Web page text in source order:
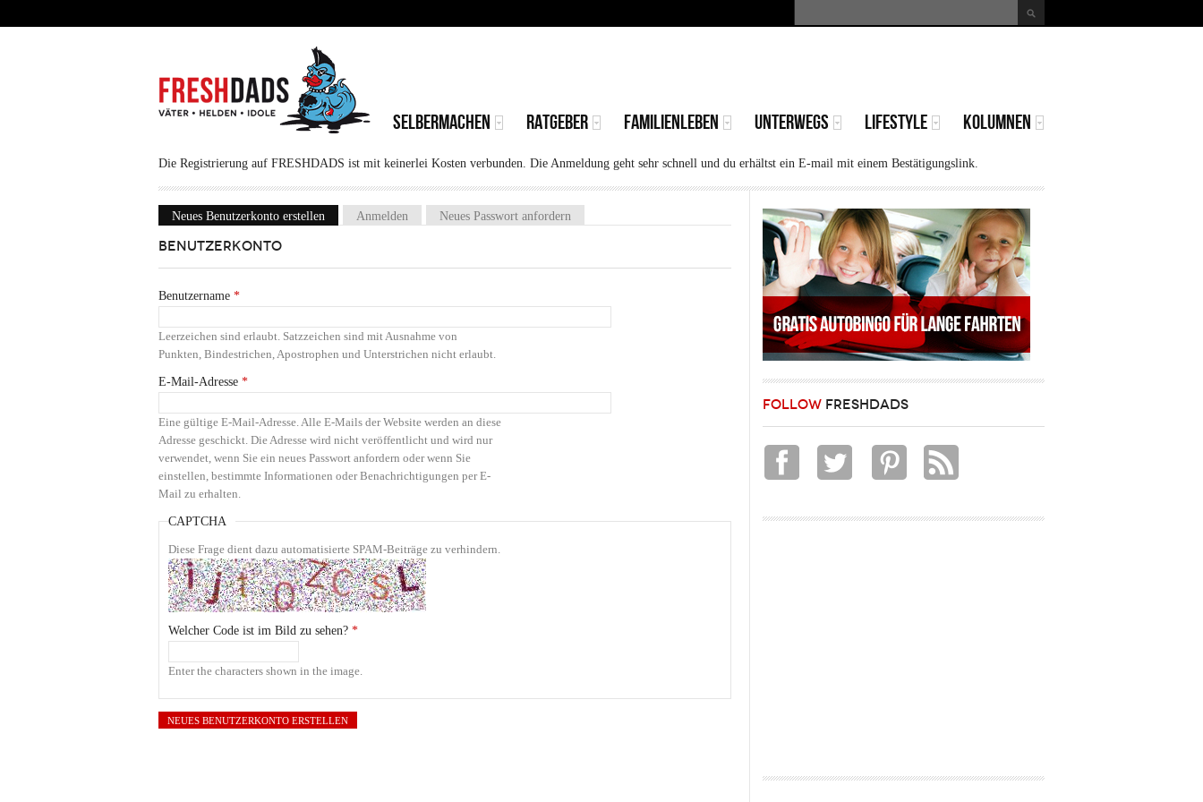
Suchformular
MAINMENU
SELBERMACHEN RATGEBER FAMILIENLEBEN UNTERWEGS LIFESTYLE KOLUMNEN
Die Registrierung auf FRESHDADS ist mit keinerlei Kosten verbunden. Die Anmeldung geht sehr schnell und du erhältst ein E-mail mit einem Bestätigungslink.
Haupt-Reiter
Neues Benutzerkonto erstellen (aktiver Reiter)
Anmelden Neues Passwort anfordern
BENUTZERKONTO
Benutzername *
Leerzeichen sind erlaubt. Satzzeichen sind mit Ausnahme von
Punkten, Bindestrichen, Apostrophen und Unterstrichen nicht erlaubt.
E-Mail-Adresse *
Eine gültige E-Mail-Adresse. Alle E-Mails der Website werden an diese
Adresse geschickt. Die Adresse wird nicht veröffentlicht und wird nur
verwendet, wenn Sie ein neues Passwort anfordern oder wenn Sie
einstellen, bestimmte Informationen oder Benachrichtigungen per E-
Mail zu erhalten.
CAPTCHA
Diese Frage dient dazu automatisierte SPAM-Beiträge zu verhindern.
Welcher Code ist im Bild zu sehen? *
Enter the characters shown in the image.
FOLLOW FRESHDADS